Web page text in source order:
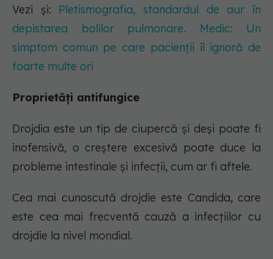
Vezi și: Pletismografia, standardul de aur în
depistarea bolilor pulmonare. Medic: Un
simptom comun pe care pacienții îl ignoră de
foarte multe ori
Proprietăți antifungice
Drojdia este un tip de ciupercă și deși poate fi
inofensivă, o creștere excesivă poate duce la
probleme intestinale și infecții, cum ar fi aftele.
Cea mai cunoscută drojdie este Candida, care
este cea mai frecventă cauză a infecțiilor cu
drojdie la nivel mondial.